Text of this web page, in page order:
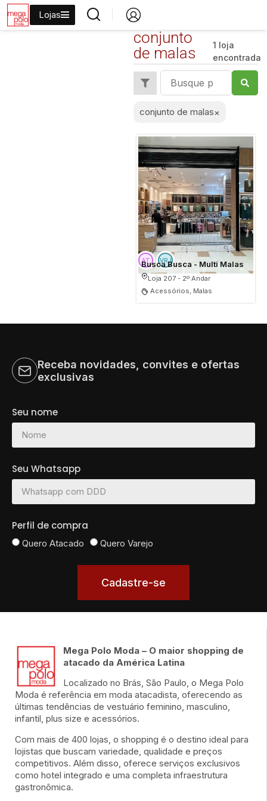
Lojas
conjunto
de malas
1 loja
encontrada
conjunto de malas×
Busca Busca - Multi Malas
Loja 207 - 2º Andar
Acessórios, Malas
Receba novidades, convites e ofertas
exclusivas
Seu nome
Seu Whatsapp
Perfil de compra
Quero Atacado Quero Varejo
Cadastre-se
Mega Polo Moda – O maior shopping de
atacado da América Latina
Localizado no Brás, São Paulo, o Mega Polo
Moda é referência em moda atacadista, oferecendo as
últimas tendências de vestuário feminino, masculino,
infantil, plus size e acessórios.
Com mais de 400 lojas, o shopping é o destino ideal para
lojistas que buscam variedade, qualidade e preços
competitivos. Além disso, oferece serviços exclusivos
como hotel integrado e uma completa infraestrutura
gastronômica.